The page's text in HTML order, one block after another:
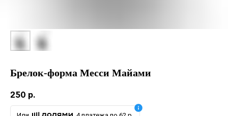
Брелок-форма Месси Майами
250 р.